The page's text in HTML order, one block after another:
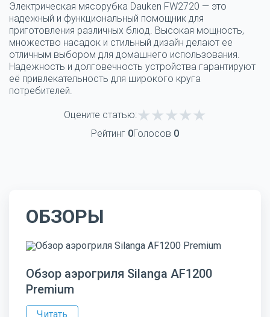
Электрическая мясорубка Dauken FW2720 — это
надежный и функциональный помощник для
приготовления различных блюд. Высокая мощность,
множество насадок и стильный дизайн делают ее
отличным выбором для домашнего использования.
Надежность и долговечность устройства гарантируют
её привлекательность для широкого круга
потребителей.
Оцените статью:
Рейтинг 0Голосов 0
ОБЗОРЫ
Обзор аэрогриля Silanga AF1200
Premium
Читать